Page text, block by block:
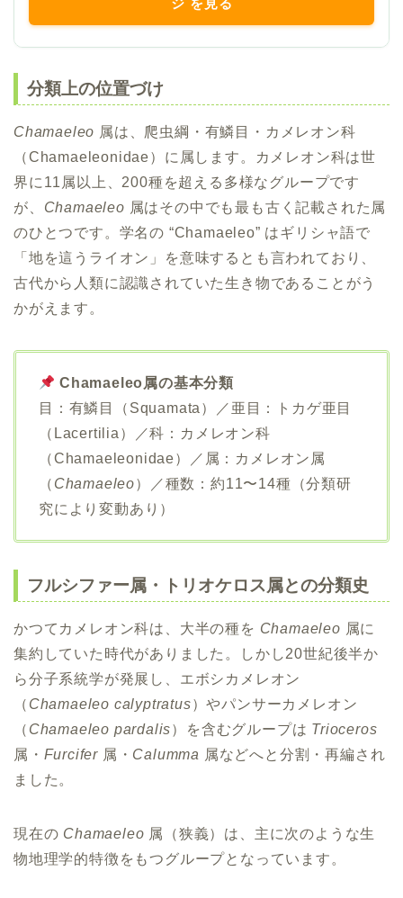
ジ を見る
分類上の位置づけ
Chamaeleo 属は、爬虫綱・有鱗目・カメレオン科
（Chamaeleonidae）に属します。カメレオン科は世
界に11属以上、200種を超える多様なグループです
が、 Chamaeleo 属はその中でも最も古く記載された属
のひとつです。学名の “Chamaeleo” はギリシャ語で
「地を這うライオン」を意味するとも言われており、
古代から人類に認識されていた生き物であることがう
かがえます。
Chamaeleo属の基本分類
目：有鱗目（Squamata）／亜目：トカゲ亜目
（Lacertilia）／科：カメレオン科
（Chamaeleonidae）／属：カメレオン属
（ Chamaeleo）／種数：約11〜14種（分類研
究により変動あり）
フルシファー属・トリオケロス属との分類史
かつてカメレオン科は、大半の種を Chamaeleo 属に
集約していた時代がありました。しかし20世紀後半か
ら分子系統学が発展し、エボシカメレオン
（ Chamaeleo calyptratus）やパンサーカメレオン
（ Chamaeleo pardalis）を含むグループは Trioceros
属・ Furcifer 属・ Calumma 属などへと分割・再編され
ました。
現在の Chamaeleo 属（狭義）は、主に次のような生
物地理学的特徴をもつグループとなっています。